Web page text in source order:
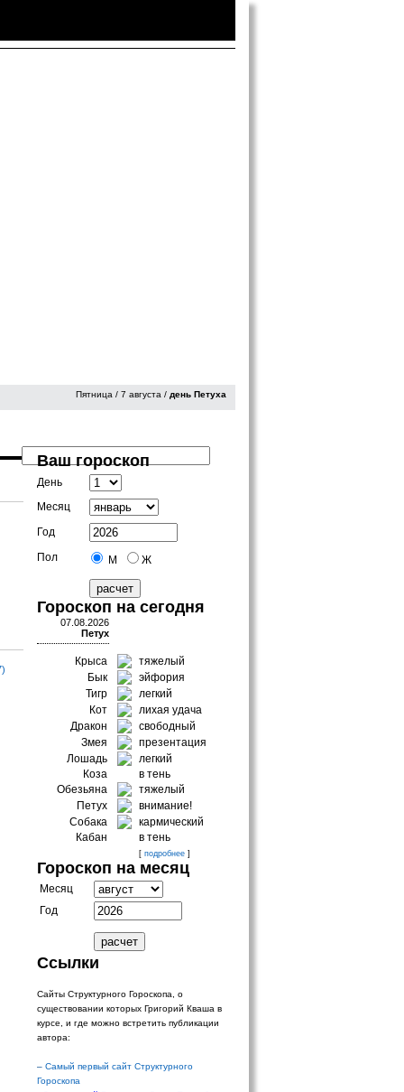
Пятница / 7 августа / день Петуха
Ваш гороскоп
День
Месяц
Год
Пол
М Ж
Гороскоп на сегодня
07.08.2026
Петух
Крыса
тяжелый
Бык
эйфория
Тигр
легкий
Кот
лихая удача
Дракон
свободный
Змея
презентация
Лошадь
легкий
Коза
в тень
Обезьяна
тяжелый
Петух
внимание!
Собака
кармический
Кабан
в тень
[ подробнее ]
Гороскоп на месяц
Месяц
Год
Ссылки
Сайты Структурного Гороскопа, о
существовании которых Григорий Кваша в
курсе, и где можно встретить публикации
автора:
– Самый первый сайт Структурного
Гороскопа